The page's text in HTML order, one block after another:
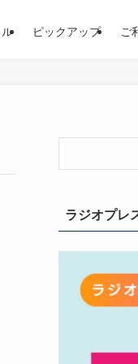
ピックアップ ご
ラジオプレ